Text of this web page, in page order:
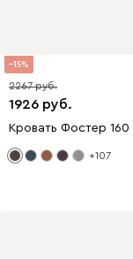
15
1926
2267
Кровать Фостер
+107